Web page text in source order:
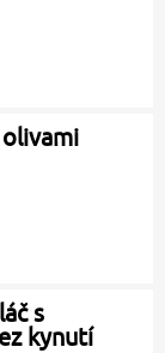
olivami
s
kynutí